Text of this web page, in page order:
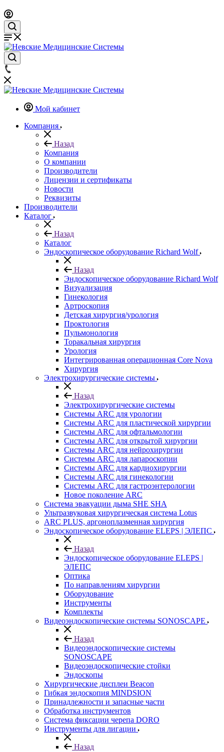
Мой кабинет
Компания
Назад
Компания
О компании
Производители
Лицензии и сертификаты
Новости
Реквизиты
Производители
Каталог
Назад
Каталог
Эндоскопическое оборудование Richard Wolf
Назад
Эндоскопическое оборудование Richard Wolf
Визуализация
Гинекология
Артроскопия
Детская хирургия/урология
Проктология
Пульмонология
Торакальная хирургия
Урология
Интегрированная операционная Core Nova
Хирургия
Электрохирургические системы
Назад
Электрохирургические системы
Системы ARC для урологии
Системы ARC для пластической хирургии
Системы ARC для офтальмологии
Системы ARC для открытой хирургии
Системы ARC для нейрохирургии
Системы ARC для лапароскопии
Системы ARC для кардиохирургии
Системы ARC для гинекологии
Системы ARC для гастроэнтерологии
Новое поколение ARC
Система эвакуации дыма SHE SHA
Ультразвуковая хирургическая система Lotus
ARC PLUS, аргоноплазменная хирургия
Эндоскопическое оборудование ELEPS | ЭЛЕПС
Назад
Эндоскопическое оборудование ELEPS |
ЭЛЕПС
Оптика
По направлениям хирургии
Оборудование
Инструменты
Комплекты
Видеоэндоскопические системы SONOSCAPE
Назад
Видеоэндоскопические системы
SONOSCAPE
Видеоэндоскопические стойки
Эндоскопы
Хирургические дисплеи Beacon
Гибкая эндоскопия MINDSION
Принадлежности и запасные части
Обработка инструментов
Система фиксации черепа DORO
Инструменты для лигации
Назад